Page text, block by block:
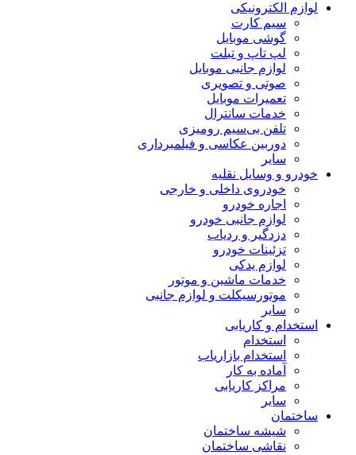
لوازم الکترونیکی
سیم کارت
گوشی موبایل
لپ تاپ و تبلت
لوازم جانبی موبایل
صوتی و تصویری
تعمیرات موبایل
خدمات سانترال
تلفن بی‌سیم رومیزی
دوربین عکاسی و فیلمبرداری
سایر
خودرو و وسایل نقلیه
خودروی داخلی و خارجی
اجاره خودرو
لوازم جانبی خودرو
دزدگیر و ردیاب
تزئینات خودرو
لوازم یدکی
خدمات ماشین و موتور
موتورسیکلت و لوازم جانبی
سایر
استخدام و کاریابی
استخدام
استخدام بازاریاب
آماده به کار
مراکز کاریابی
سایر
ساختمان
شیشه ساختمان
نقاشی ساختمان